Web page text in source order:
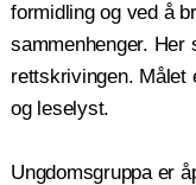
formidling og ved å
sammenhenger. Her
rettskrivingen. Målet
og leselyst.
Ungdomsgruppa er